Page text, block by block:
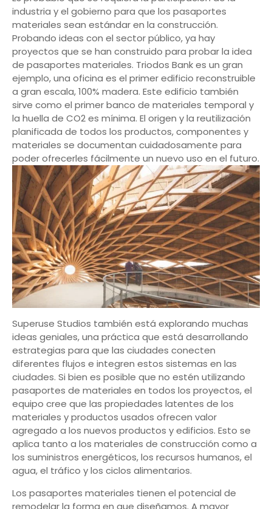
industria y el gobierno para que los pasaportes
materiales sean estándar en la construcción.
Probando ideas con el sector público, ya hay
proyectos que se han construido para probar la idea
de pasaportes materiales. Triodos Bank es un gran
ejemplo, una oficina es el primer edificio reconstruible
a gran escala, 100% madera. Este edificio también
sirve como el primer banco de materiales temporal y
la huella de CO2 es mínima. El origen y la reutilización
planificada de todos los productos, componentes y
materiales se documentan cuidadosamente para
poder ofrecerles fácilmente un nuevo uso en el futuro.
Superuse Studios también está explorando muchas
ideas geniales, una práctica que está desarrollando
estrategias para que las ciudades conecten
diferentes flujos e integren estos sistemas en las
ciudades. Si bien es posible que no estén utilizando
pasaportes de materiales en todos los proyectos, el
equipo cree que las propiedades latentes de los
materiales y productos usados ofrecen valor
agregado a los nuevos productos y edificios. Esto se
aplica tanto a los materiales de construcción como a
los suministros energéticos, los recursos humanos, el
agua, el tráfico y los ciclos alimentarios.
Los pasaportes materiales tienen el potencial de
remodelar la forma en que diseñamos. A mayor